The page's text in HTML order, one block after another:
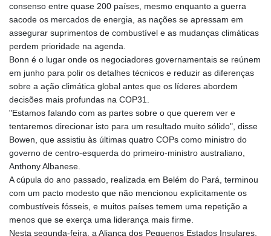
consenso entre quase 200 países, mesmo enquanto a guerra
sacode os mercados de energia, as nações se apressam em
assegurar suprimentos de combustível e as mudanças climáticas
perdem prioridade na agenda.
Bonn é o lugar onde os negociadores governamentais se reúnem
em junho para polir os detalhes técnicos e reduzir as diferenças
sobre a ação climática global antes que os líderes abordem
decisões mais profundas na COP31.
"Estamos falando com as partes sobre o que querem ver e
tentaremos direcionar isto para um resultado muito sólido", disse
Bowen, que assistiu às últimas quatro COPs como ministro do
governo de centro-esquerda do primeiro-ministro australiano,
Anthony Albanese.
A cúpula do ano passado, realizada em Belém do Pará, terminou
com um pacto modesto que não mencionou explicitamente os
combustíveis fósseis, e muitos países temem uma repetição a
menos que se exerça uma liderança mais firme.
Nesta segunda-feira, a Aliança dos Pequenos Estados Insulares,